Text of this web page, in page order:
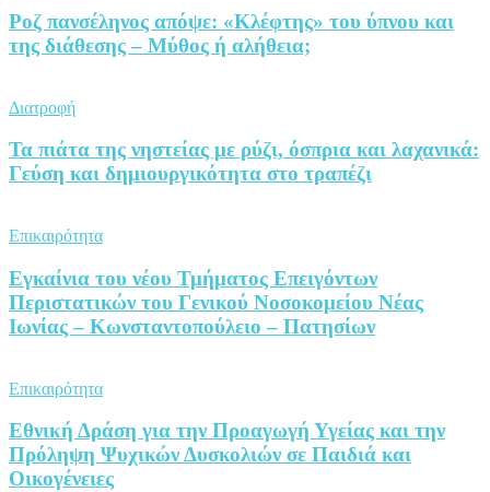
Ροζ πανσέληνος απόψε: «Κλέφτης» του ύπνου και
της διάθεσης – Μύθος ή αλήθεια;
Διατροφή
Τα πιάτα της νηστείας με ρύζι, όσπρια και λαχανικά:
Γεύση και δημιουργικότητα στο τραπέζι
Επικαιρότητα
Εγκαίνια του νέου Τμήματος Επειγόντων
Περιστατικών του Γενικού Νοσοκομείου Νέας
Ιωνίας – Κωνσταντοπούλειο – Πατησίων
Επικαιρότητα
Εθνική Δράση για την Προαγωγή Υγείας και την
Πρόληψη Ψυχικών Δυσκολιών σε Παιδιά και
Οικογένειες